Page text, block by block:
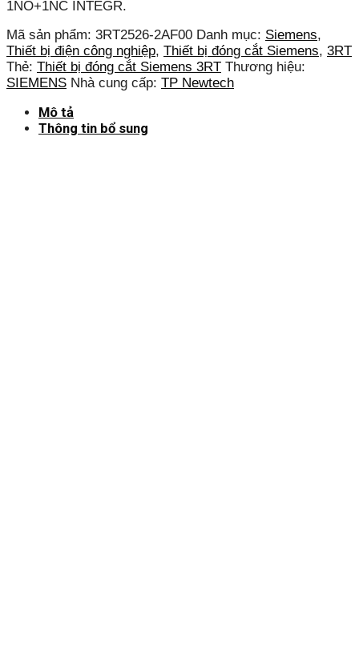
1NO+1NC INTEGR.
Mã sản phẩm: 3RT2526-2AF00 Danh mục: Siemens,
Thiết bị điện công nghiệp, Thiết bị đóng cắt Siemens, 3RT
Thẻ: Thiết bị đóng cắt Siemens 3RT Thương hiệu:
SIEMENS Nhà cung cấp: TP Newtech
Mô tả
Thông tin bổ sung